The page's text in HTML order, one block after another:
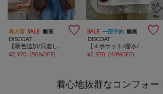
再入荷 SALE 動画 
DISCOAT
¥2,970 (50%OFF)
SALE 一部予約 動画 
DISCOAT
¥2,970 (40%OFF)
着心地抜群なコンフォー